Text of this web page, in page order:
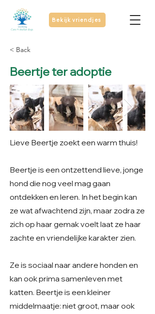
Bekijk vriendjes
< Back
Beertje ter adoptie
Lieve Beertje zoekt een warm thuis!
Beertje is een ontzettend lieve, jonge
hond die nog veel mag gaan
ontdekken en leren. In het begin kan
ze wat afwachtend zijn, maar zodra ze
zich op haar gemak voelt laat ze haar
zachte en vriendelijke karakter zien.
Ze is sociaal naar andere honden en
kan ook prima samenleven met
katten. Beertje is een kleiner
middelmaatje: niet groot, maar ook